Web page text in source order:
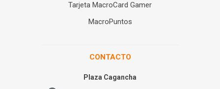
Tarjeta MacroCard Gamer
MacroPuntos
CONTACTO
Plaza Cagancha